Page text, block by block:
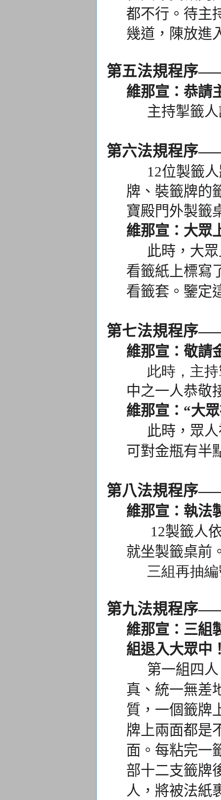
都不行。 待主
幾道， 陳放進
第五法規程序
維那宣：恭請
主持掣籤人
第六法規程序
12位製籤人
牌、 裝籤牌的
寶殿門外製籤
維那宣：大眾
此時，大眾
看籤紙上標寫
看籤套。 鑒定
第七法規程序
維那宣：敬請
此時，主持
中之一人恭敬
維那宣：“大
此時，眾人
可對金瓶有半
第八法規程序
維那宣：執法
12製籤人依
就坐製籤桌前
三組再抽編
第九法規程序
維那宣：三組
組退入大眾中
第一組四人
真、 統一無差
質， 一個籤牌
牌上兩面都是
面。 每粘完一
部十二支籤牌
人， 將被法紙